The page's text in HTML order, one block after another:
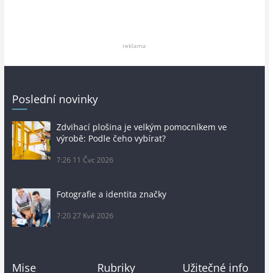
reklama
Poslední novinky
Zdvihací plošina je velkým pomocníkem ve
výrobě: Podle čeho vybírat?
7:26 11 Čvc 2026
Fotografie a identita značky
7:20 27 Kvě 2026
Mise Rubriky Užitečné info